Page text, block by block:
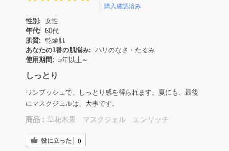
購入確認済み
性別: 女性
年代: 60代
肌質: 乾燥肌
あなたの1番の肌悩み: ハリのなさ・たるみ
使用期間: 5年以上～
しっとり
ワンプッシュで、しっとり感を得られます。夏にも、最後
にマスクジェルは、大事です。
商品： 草花木果 マスクジェル エンリッチ
役に立った 0